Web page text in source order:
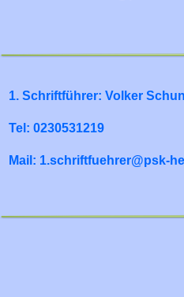
1. Schriftführer: Volker
Tel: 0230531219
Mail: 1.schriftfuehrer@psk-